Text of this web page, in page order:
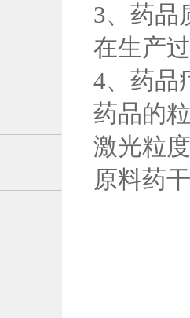
3、药品
在生产
4、药品
药品的
激光粒
原料药